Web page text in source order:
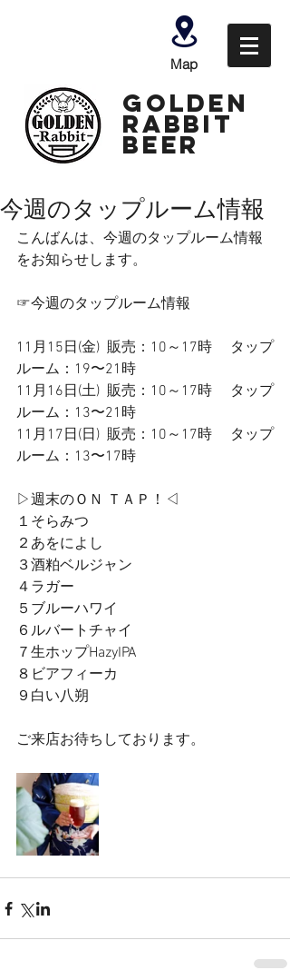
Map
GOLDEN
Rabbit
Beer
今週のタップルーム情報
こんばんは、今週のタップルーム情報
をお知らせします。
☞今週のタップルーム情報
11月15日(金)  販売：10～17時　 タップ
ルーム：19〜21時
11月16日(土)  販売：10～17時　 タップ
ルーム：13〜21時
11月17日(日)  販売：10～17時　 タップ
ルーム：13〜17時
▷週末のＯＮ ＴＡＰ！◁
１そらみつ
２あをによし
３酒粕ベルジャン
４ラガー
５ブルーハワイ
６ルバートチャイ
７生ホップHazyIPA
８ビアフィーカ
９白い八朔
ご来店お待ちしております。